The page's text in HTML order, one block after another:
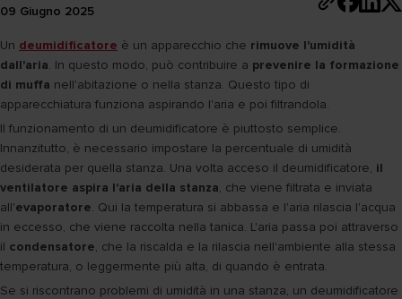
09 Giugno 2025
Un deumidificatore è un apparecchio che rimuove l'umidità
dall'aria. In questo modo, può contribuire a prevenire la formazione
di muffa nell'abitazione o nella stanza. Questo tipo di
apparecchiatura funziona aspirando l'aria e poi filtrandola.
Il funzionamento di un deumidificatore è piuttosto semplice.
Innanzitutto, è necessario impostare la percentuale di umidità
desiderata per quella stanza. Una volta acceso il deumidificatore, il
ventilatore aspira l'aria della stanza, che viene filtrata e inviata
all'evaporatore. Qui la temperatura si abbassa e l'aria rilascia l'acqua
in eccesso, che viene raccolta nella tanica. L'aria passa poi attraverso
il condensatore, che la riscalda e la rilascia nell'ambiente alla stessa
temperatura, o leggermente più alta, di quando è entrata.
Se si riscontrano problemi di umidità in una stanza, un deumidificatore